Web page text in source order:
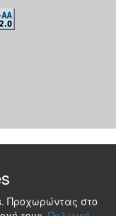
Προχωρώντας στο